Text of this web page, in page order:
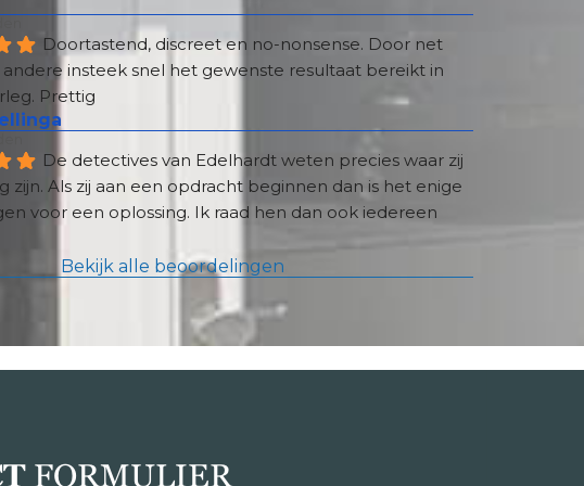
Doortastend, discreet en no-nonsense. Door net
insteek snel het gewenste resultaat bereikt in
Prettig
De detectives van Edelhardt weten precies waar zij
zijn. Als zij aan een opdracht beginnen dan is het enige
voor een oplossing. Ik raad hen dan ook iedereen
Bekijk alle beoordelingen
FORMULIER